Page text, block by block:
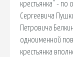
крестьянка" - по
Сергеевича
Петровича
одноименной
крестьянка